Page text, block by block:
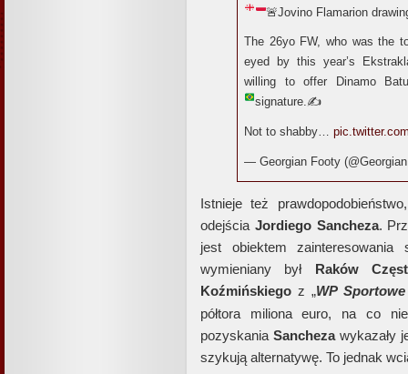
🚨Jovino Flamarion
The 26yo FW, who was the
eyed by this year’s
willing to offer Dinamo
signature.✍️
Not to shabby…
— Georgian Footy
Istnieje też
odejścia Jordiego Sancheza.
jest obiektem
wymieniany był Raków
Koźmińskiego z „WP
półtora miliona euro, na co
pozyskaniaSanchezawykazały
szykują alternatywę. To jednak